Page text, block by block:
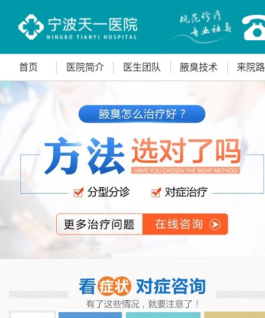
首页 医院简介 医生团队 腋臭技术 来院